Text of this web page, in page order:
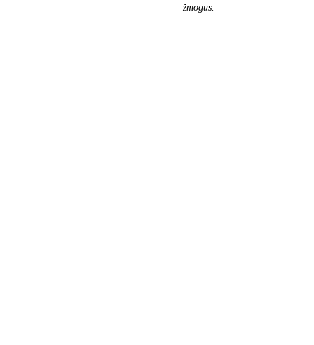
žmogus.